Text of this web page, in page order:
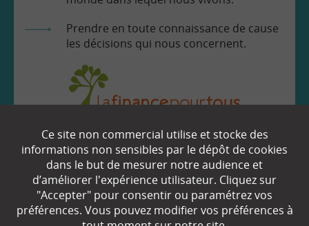
Prendre en toute connaissance de cause
les décisions qui nous concernent.
EN SAVOIR
Qui sommes-nous ?
Partenaires
Ce site non commercial utilise et stocke des
informations non sensibles par le dépôt de cookies
dans le but de mesurer notre audience et
d’améliorer l'expérience utilisateur. Cliquez sur
"Accepter" pour consentir ou paramétrez vos
préférences. Vous pouvez modifier vos préférences à